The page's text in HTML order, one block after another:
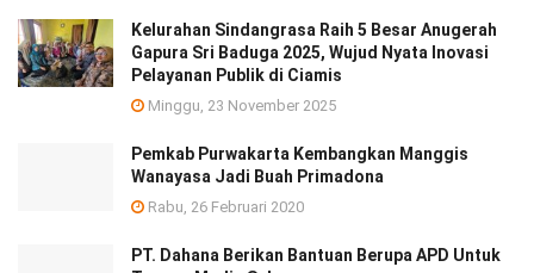
Kelurahan Sindangrasa Raih 5 Besar Anugerah
Gapura Sri Baduga 2025, Wujud Nyata Inovasi
Pelayanan Publik di Ciamis
Minggu, 23 November 2025
Pemkab Purwakarta Kembangkan Manggis
Wanayasa Jadi Buah Primadona
Rabu, 26 Februari 2020
PT. Dahana Berikan Bantuan Berupa APD Untuk